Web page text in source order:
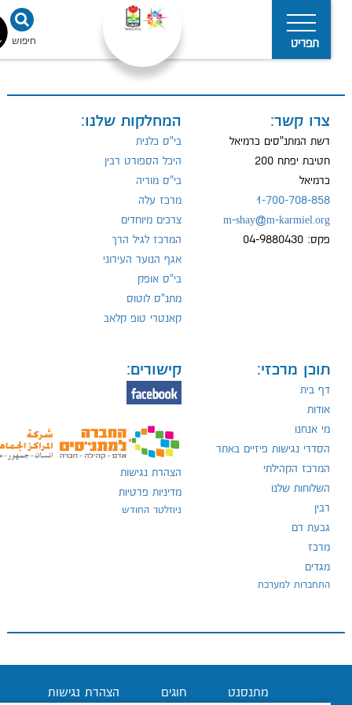
תפריט חיפוש
צרו קשר:
רשת המתנ"סים כרמיאל
חטיבת יפתח 200
כרמיאל
1-700-708-858
m-shay@m-karmiel.org
פקס: 04-9880430
המחלקות שלנו:
בי"ס כלנית
היכל הספורט רבין
בי"ס מוריה
מרכז עלה
צרכים מיוחדים
המרכז לגיל הרך
אגף הנוער העירוני
בי"ס אופק
מתנ"ס לוטוס
קאנטרי טופ קלאב
תוכן מרכזי:
דף בית
אודות
מי אנחנו
הסדרי נגישות פיזיים באתר
המרכז הקהילתי
השלוחות שלנו
גבעת רם
מרכז
מגדים
התחברות למערכת
קישורים:
הצהרת נגישות
מדיניות פרטיות
ניוזלטר החודש
מתנסנט חוגים הצהרת נגישות